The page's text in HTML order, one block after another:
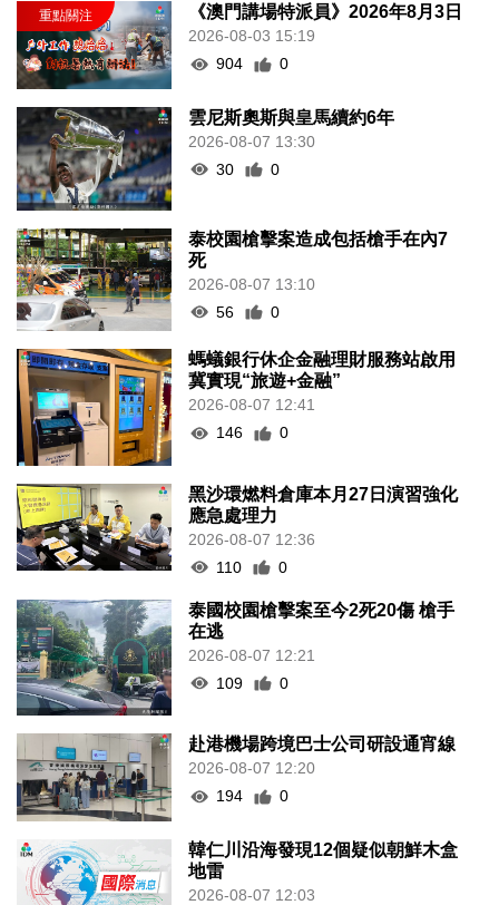
《澳門講場特派員》2026年8月3日
2026-08-03 15:19
904
0
雲尼斯奧斯與皇馬續約6年
2026-08-07 13:30
30
0
泰校園槍擊案造成包括槍手在內7
死
2026-08-07 13:10
56
0
螞蟻銀行休企金融理財服務站啟用
冀實現“旅遊+金融”
2026-08-07 12:41
146
0
黑沙環燃料倉庫本月27日演習強化
應急處理力
2026-08-07 12:36
110
0
泰國校園槍擊案至今2死20傷 槍手
在逃
2026-08-07 12:21
109
0
赴港機場跨境巴士公司研設通宵線
2026-08-07 12:20
194
0
韓仁川沿海發現12個疑似朝鮮木盒
地雷
2026-08-07 12:03